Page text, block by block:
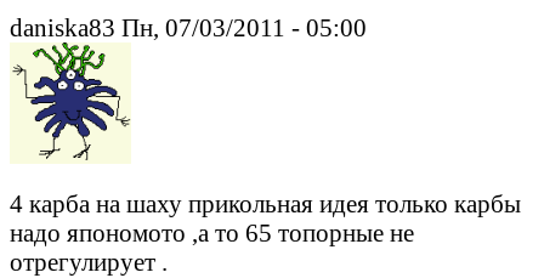
daniska83 Пн, 07/03/2011 - 05:00
4 карба на шаху прикольная идея только карбы
надо япономото ,а то 65 топорные не
отрегулирует .